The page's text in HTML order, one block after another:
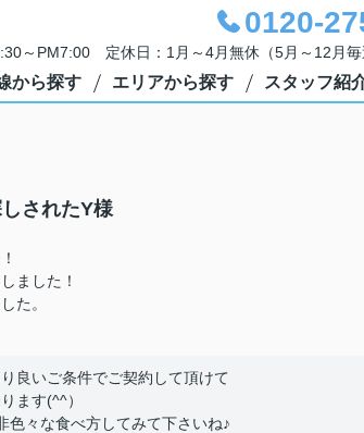
0120-
～PM7:00 定休日：1月～4月無休（5月～12月毎
から探す エリアから探す スタッフ紹
されたY様
ました！
た。
良いご条件でご契約して頂けて
ます(^^）
色々な食べ方してみて下さいね♪